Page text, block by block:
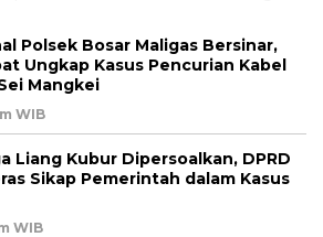
Polsek Bosar Maligas Bersinar,
Ungkap Kasus Pencurian Kabel
Mangkei
WIB
Liang Kubur Dipersoalkan, DPRD
Sikap Pemerintah dalam Kasus
WIB